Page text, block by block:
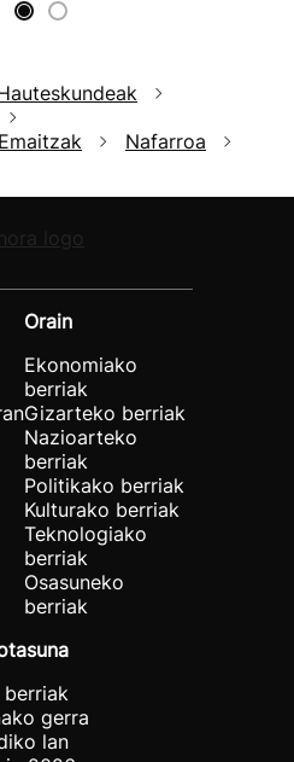
Nafarroa
Orain
Ekonomiako
berriak
Gizarteko berriak
Nazioarteko
berriak
Politikako berriak
Kulturako berriak
Teknologiako
berriak
Osasuneko
berriak
gerra
lan